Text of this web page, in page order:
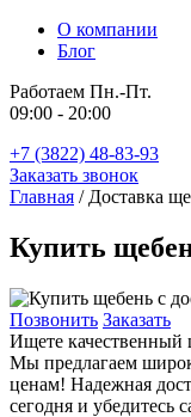
О компании
Блог
Работаем Пн.-Пт.
09:00 - 20:00
+7 (3822) 48-83-93
Заказать звонок
Главная / Доставка
Купить
Позвонить Заказать
Ищете качественный
Мы предлагаем
ценам! Надежная
сегодня и убедитесь